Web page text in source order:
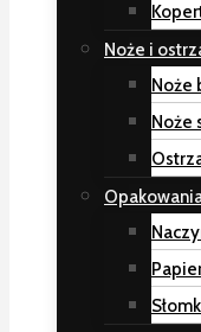
Noże i
Noże
Noże